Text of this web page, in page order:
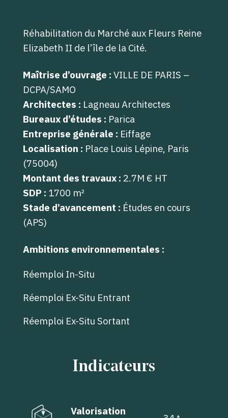
Réhabilitation du Marché aux Fleurs Reine
Elizabeth II de l’île de la Cité.
Maîtrise d’ouvrage : VILLE DE PARIS –
DCPA/SAMO
Architectes : Lagneau Architectes
Bureaux d’études : Parica
Entreprise générale : Eiffage
Localisation : Place Louis Lépine, Paris
(75004)
Montant des travaux : 2.7M € HT
SDP : 1700 m²
Stade d’avancement : Études en cours
(APS)
Ambitions environnementales :
Réemploi In-Situ
Réemploi Ex-Situ Entrant
Réemploi Ex-Situ Sortant
Indicateurs
Valorisation